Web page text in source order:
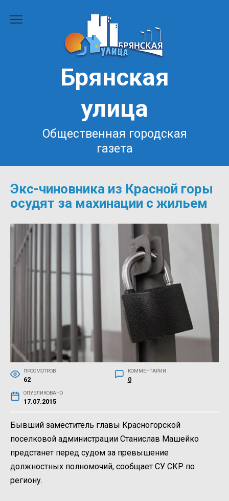
Брянская
улица
Общественная городская
газета
Экс-чиновника из Красной горы
осудят за махинации с жильем
ПРОСМОТРОВ
62
КОММЕНТАРИИ
0
ОПУБЛИКОВАНО
17.07.2015
Бывший заместитель главы Красногорской
поселковой администрации Станислав Машейко
предстанет перед судом за превышение
должностных полномочий, сообщает СУ СКР по
региону.